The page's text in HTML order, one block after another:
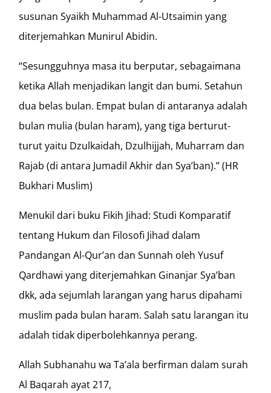
susunan Syaikh Muhammad Al-Utsaimin yang
diterjemahkan Munirul Abidin.
“Sesungguhnya masa itu berputar, sebagaimana
ketika Allah menjadikan langit dan bumi. Setahun
dua belas bulan. Empat bulan di antaranya adalah
bulan mulia (bulan haram), yang tiga berturut-
turut yaitu Dzulkaidah, Dzulhijjah, Muharram dan
Rajab (di antara Jumadil Akhir dan Sya’ban).” (HR
Bukhari Muslim)
Menukil dari buku Fikih Jihad: Studi Komparatif
tentang Hukum dan Filosofi Jihad dalam
Pandangan Al-Qur’an dan Sunnah oleh Yusuf
Qardhawi yang diterjemahkan Ginanjar Sya’ban
dkk, ada sejumlah larangan yang harus dipahami
muslim pada bulan haram. Salah satu larangan itu
adalah tidak diperbolehkannya perang.
Allah Subhanahu wa Ta’ala berfirman dalam surah
Al Baqarah ayat 217,